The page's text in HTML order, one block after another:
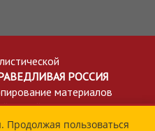
РОССИЯ
материалов
на сайт spravedlivo.ru
персональных
Продолжая пользоваться